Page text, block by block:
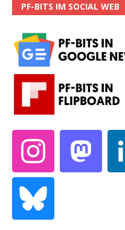
PF-BITS IM SOCIAL WEB